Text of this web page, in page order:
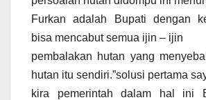
Furkan adalah Bupati dengan
bisa mencabut semua ijin – ijin
pembalakan hutan yang
hutan itu sendiri.”solusi pertama
kira pemerintah dalam hal ini